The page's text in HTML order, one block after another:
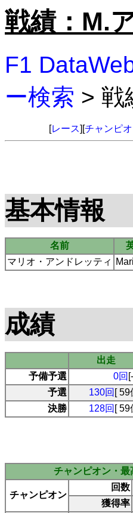
戦績：M.
F1
ー検索 > 戦
[レース][チャンピ
基本情報
名前
マリオ・アンドレッティ
成績
出走
予備予選
0回
予選
130回 [ 59
決勝
128回 [ 59
チャンピオン・最
チャンピオン
回数
獲得率